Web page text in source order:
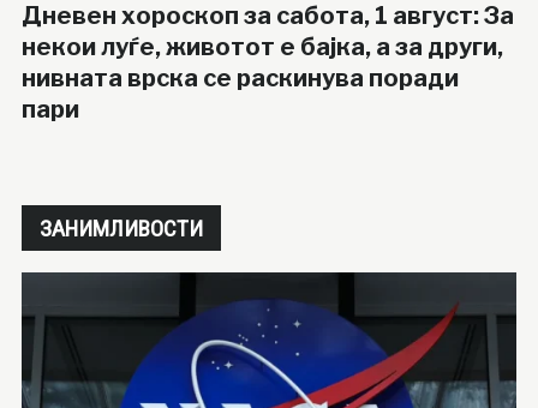
Дневен хороскоп за сабота, 1 август: За
некои луѓе, животот е бајка, а за други,
нивната врска се раскинува поради
пари
ЗАНИМЛИВОСТИ